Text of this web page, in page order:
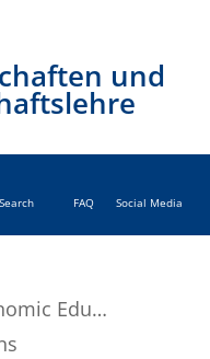
und
Search FAQ Social Media
Education